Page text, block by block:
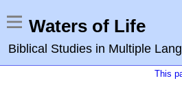
Waters of Life
Biblical Studies in Multiple
This